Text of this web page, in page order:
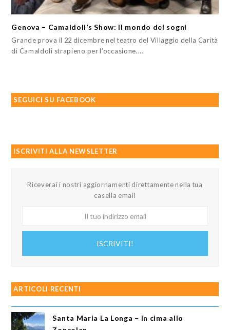
Genova – Camaldoli’s Show: il mondo dei sogni
Grande prova il 22 dicembre nel teatro del Villaggio della Carità
di Camaldoli strapieno per l’occasione.…
SEGUICI SU FACEBOOK
ISCRIVITI ALLA NEWSLETTER
Riceverai i nostri aggiornamenti direttamente nella tua
casella email
ISCRIVITI!
ARTICOLI RECENTI
Santa Maria La Longa – In cima allo